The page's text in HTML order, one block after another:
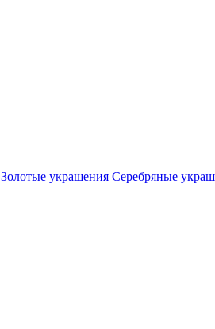
Золотые украшения Серебряные